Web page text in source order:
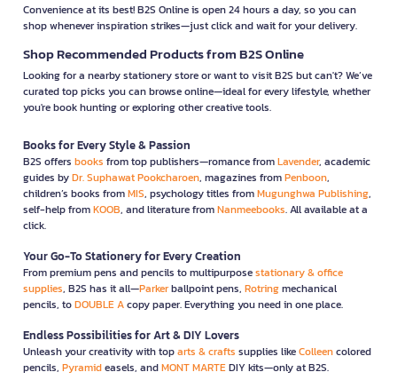
Convenience at its best! B2S Online is open 24 hours a day, so you can
shop whenever inspiration strikes—just click and wait for your delivery.
Shop Recommended Products from B2S Online
Looking for a nearby stationery store or want to visit B2S but can't? We’ve
curated top picks you can browse online—ideal for every lifestyle, whether
you're book hunting or exploring other creative tools.
Books for Every Style & Passion
B2S offers books from top publishers—romance fromLavender, academic
guides byDr. Suphawat Pookcharoen, magazines fromPenboon,
children’s books fromMIS, psychology titles fromMugunghwa Publishing,
self-help fromKOOB, and literature fromNanmeebooks. All available at a
click.
Your Go-To Stationery for Every Creation
From premium pens and pencils to multipurposestationary & office
supplies, B2S has it all—Parkerballpoint pens, Rotringmechanical
pencils, toDOUBLE Acopy paper. Everything you need in one place.
Endless Possibilities for Art & DIY Lovers
Unleash your creativity with toparts & crafts supplies likeColleencolored
pencils, Pyramideasels, andMONT MARTEDIY kits—only at B2S.